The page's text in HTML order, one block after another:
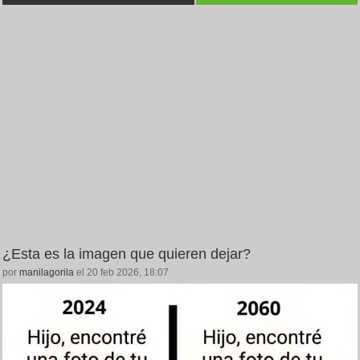
¿Esta es la imagen que quieren dejar?
por manilagorila el 20 feb 2026, 18:07